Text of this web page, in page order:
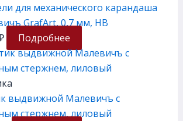
для механического карандаша
GrafArt, 0,7 мм, HB
Подробнее
выдвижной Малевичъ с
стержнем, лиловый